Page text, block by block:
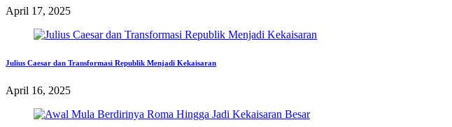
April 17, 2025
Julius Caesar dan Transformasi Republik Menjadi Kekaisaran
April 16, 2025